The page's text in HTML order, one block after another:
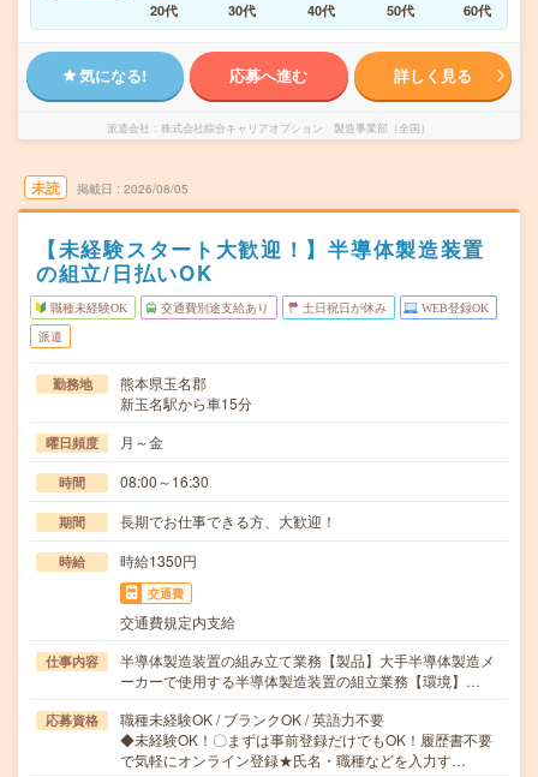
20代
30代 40代 50代 60代
気になる! 応募へ進む 詳しく見る
派遣会社 株式会社綜合キャリアオプション 製造事業部（全国）
未読 掲載日 2026/08/05
【未経験スタート大歓迎！】半導体製造装置
の組立/日払いOK
職種未経験OK 交通費別途支給あり 土日祝日が休み WEB登録OK
派遣
勤務地
熊本県玉名郡
新玉名駅から車15分
曜日頻度 月～金
時間 08:00～16:30
期間 長期でお仕事できる方、大歓迎！
時給 時給1350円
交通費
交通費規定内支給
仕事内容
半導体製造装置の組み立て業務【製品】大手半導体製造メ
ーカーで使用する半導体製造装置の組立業務【環境】…
応募資格
職種未経験OK / ブランクOK / 英語力不要
◆未経験OK！〇まずは事前登録だけでもOK！履歴書不要
で気軽にオンライン登録★氏名・職種などを入力す…